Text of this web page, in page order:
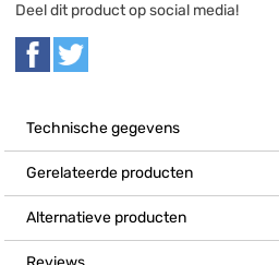
Deel dit product op social media!
Technische gegevens
Gerelateerde producten
Alternatieve producten